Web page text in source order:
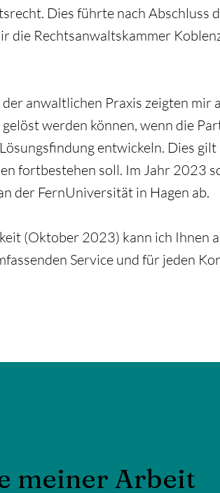
Dies führte nach Abschluss
die Rechtsanwaltskammer
anwaltlichen Praxis zeigten mir
werden können, wenn die
entwickeln. Dies
fortbestehen soll. Im Jahr 2023
der FernUniversität in Hagen ab.
(Oktober 2023) kann ich Ihnen
Service und für jeden
meiner Arbeit